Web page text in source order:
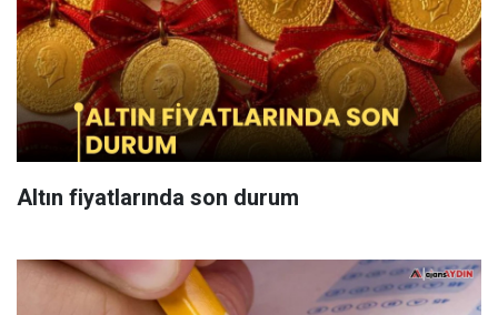
Altın fiyatlarında son durum